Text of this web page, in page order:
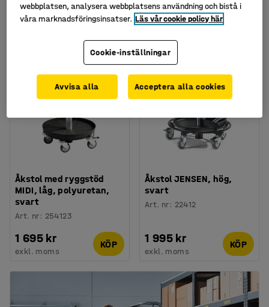
1 395 kr
exkl. moms
KÖP 1 495 kr
exkl. moms
Åkstol med ryggstöd
MIDI, låg, polyuretan,
svart
Art. nr: 254123
1 695 kr
exkl. moms
KÖP
Åkstol JENSEN, hög,
svart
Art. nr: 22412
1 995 kr
exkl. moms
KÖP
webbplatsen, analysera webbplatsens användning och bistå i
våra marknadsföringsinsatser. Läs vår cookie policy här
Cookie-inställningar
Avvisa alla Acceptera alla cookies